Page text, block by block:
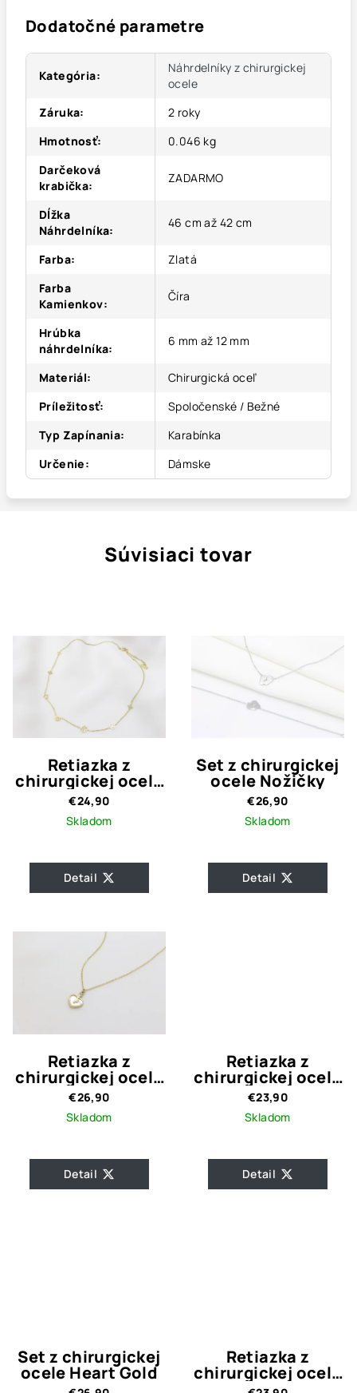
Dodatočné parametre
Kategória:
Náhrdelníky z chirurgickej
ocele
Záruka:
2 roky
Hmotnosť:
0.046 kg
Darčeková
krabička:
ZADARMO
Dĺžka
Náhrdelníka:
46 cm až 42 cm
Farba:
Zlatá
Farba
Kamienkov:
Číra
Hrúbka
náhrdelníka:
6 mm až 12 mm
Materiál:
Chirurgická oceľ
Príležitosť:
Spoločenské / Bežné
Typ Zapínania:
Karabínka
Určenie: Dámske
Súvisiaci tovar
Retiazka z
chirurgickej ocele
LOVELY
€24,90
Skladom
Detail
Set z chirurgickej
ocele Nožičky
€26,90
Skladom
Detail
Retiazka z
chirurgickej ocele
Srdce s kľúčom
€26,90
Skladom
Detail
Retiazka z
chirurgickej ocele
s príveskom Krížik
002
€23,90
Skladom
Detail
Set z chirurgickej
ocele Heart Gold
Retiazka z
chirurgickej ocele
s príveskom